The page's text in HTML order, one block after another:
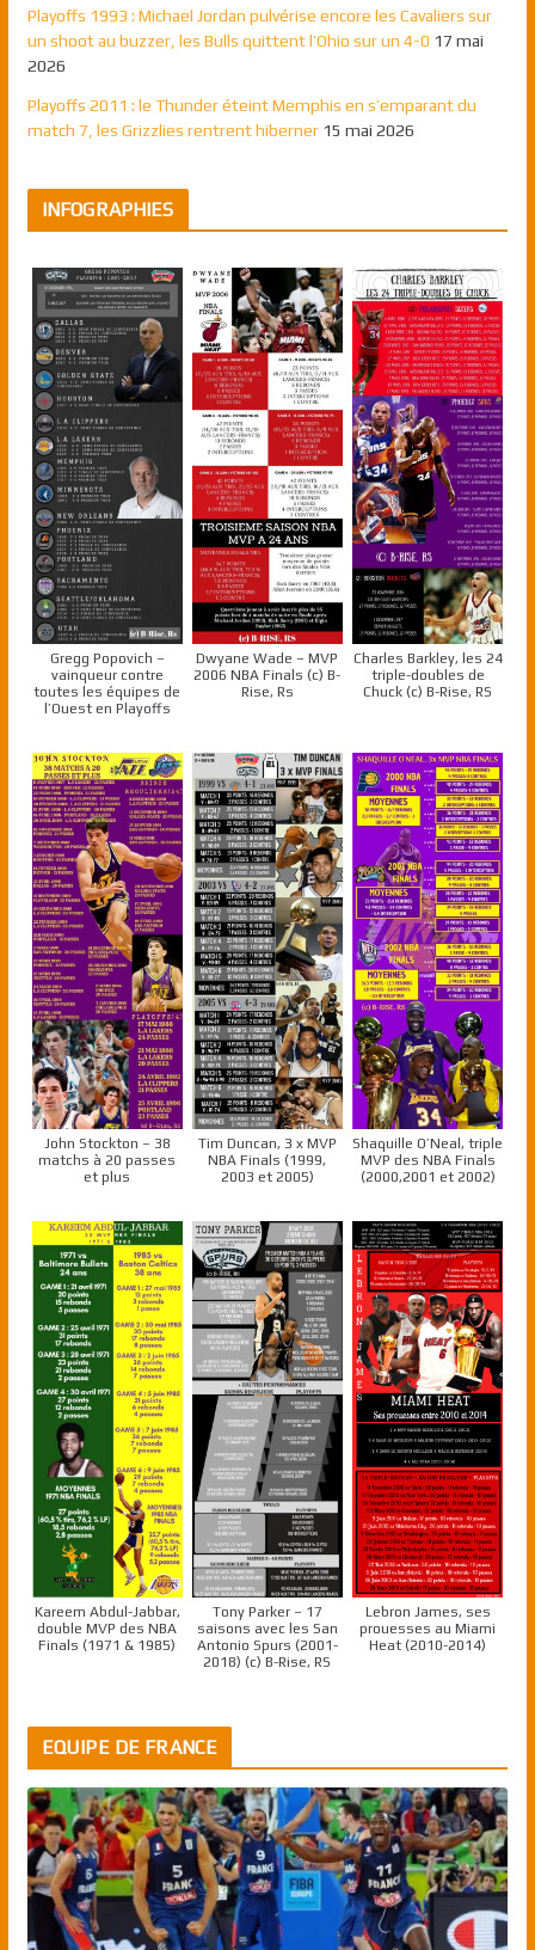
Playoffs 1993 : Michael Jordan pulvérise encore les Cavaliers sur
un shoot au buzzer, les Bulls quittent l’Ohio sur un 4-0 17 mai
2026
Playoffs 2011 : le Thunder éteint Memphis en s’emparant du
match 7, les Grizzlies rentrent hiberner 15 mai 2026
INFOGRAPHIES
Gregg Popovich –
vainqueur contre
toutes les équipes de
l’Ouest en Playoffs
Dwyane Wade – MVP
2006 NBA Finals (c) B-
Rise, Rs
Charles Barkley, les 24
triple-doubles de
Chuck (c) B-Rise, RS
John Stockton – 38
matchs à 20 passes
et plus
Tim Duncan, 3 x MVP
NBA Finals (1999,
2003 et 2005)
Shaquille O’Neal, triple
MVP des NBA Finals
(2000,2001 et 2002)
Kareem Abdul-Jabbar,
double MVP des NBA
Finals (1971 & 1985)
Tony Parker – 17
saisons avec les San
Antonio Spurs (2001-
2018) (c) B-Rise, RS
Lebron James, ses
prouesses au Miami
Heat (2010-2014)
EQUIPE DE FRANCE